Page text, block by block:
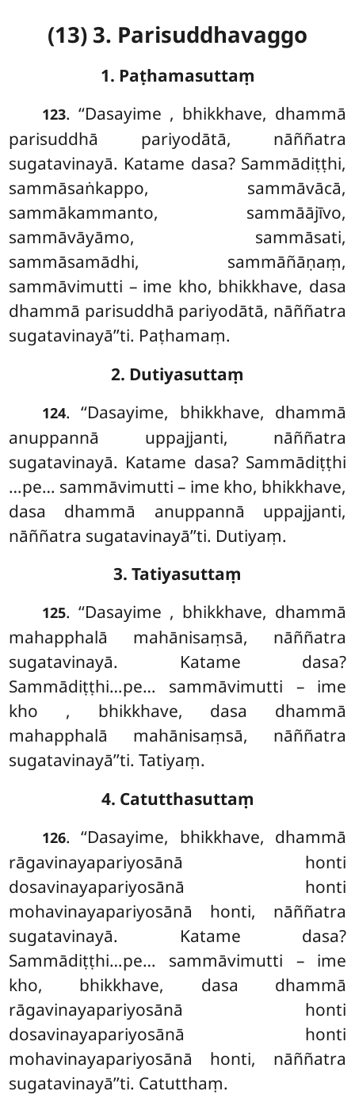
(13) 3. Parisuddhavaggo
1. Paṭhamasuttaṃ
123. ‘‘Dasayime , bhikkhave, dhammā
parisuddhā pariyodātā, nāññatra
sugatavinayā. Katame dasa? Sammādiṭṭhi,
sammāsaṅkappo, sammāvācā,
sammākammanto, sammāājīvo,
sammāvāyāmo, sammāsati,
sammāsamādhi, sammāñāṇaṃ,
sammāvimutti – ime kho, bhikkhave, dasa
dhammā parisuddhā pariyodātā, nāññatra
sugatavinayā’’ti. Paṭhamaṃ.
2. Dutiyasuttaṃ
124. ‘‘Dasayime, bhikkhave, dhammā
anuppannā uppajjanti, nāññatra
sugatavinayā. Katame dasa? Sammādiṭṭhi
…pe… sammāvimutti – ime kho, bhikkhave,
dasa dhammā anuppannā uppajjanti,
nāññatra sugatavinayā’’ti. Dutiyaṃ.
3. Tatiyasuttaṃ
125. ‘‘Dasayime , bhikkhave, dhammā
mahapphalā mahānisaṃsā, nāññatra
sugatavinayā. Katame dasa?
Sammādiṭṭhi…pe… sammāvimutti – ime
kho , bhikkhave, dasa dhammā
mahapphalā mahānisaṃsā, nāññatra
sugatavinayā’’ti. Tatiyaṃ.
4. Catutthasuttaṃ
126. ‘‘Dasayime, bhikkhave, dhammā
rāgavinayapariyosānā honti
dosavinayapariyosānā honti
mohavinayapariyosānā honti, nāññatra
sugatavinayā. Katame dasa?
Sammādiṭṭhi…pe… sammāvimutti – ime
kho, bhikkhave, dasa dhammā
rāgavinayapariyosānā honti
dosavinayapariyosānā honti
mohavinayapariyosānā honti, nāññatra
sugatavinayā’’ti. Catutthaṃ.